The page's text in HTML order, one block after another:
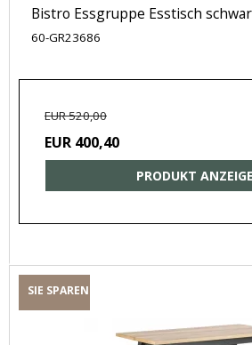
Bistro Essgruppe Esstisch
60-GR23686
EUR 520,00
EUR 400,40
PRODUKT
SIE SPAREN